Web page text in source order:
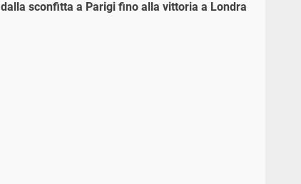
dalla sconfitta a Parigi fino alla vittoria a Londra